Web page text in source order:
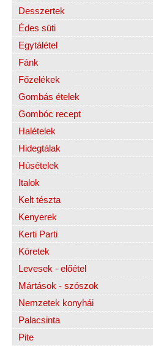
Desszertek
Édes süti
Egytálétel
Fánk
Főzelékek
Gombás ételek
Gombóc recept
Halételek
Hidegtálak
Húsételek
Italok
Kelt tészta
Kenyerek
Kerti Parti
Köretek
Levesek - előétel
Mártások - szószok
Nemzetek konyhái
Palacsinta
Pite